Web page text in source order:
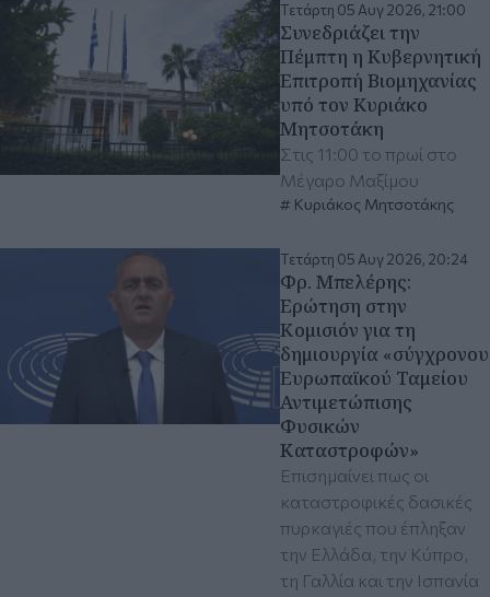
Τετάρτη 05 Αυγ 2026, 21:00
Συνεδριάζει την
Πέμπτη η Κυβερνητική
Επιτροπή Βιομηχανίας
υπό τον Κυριάκο
Μητσοτάκη
Στις 11:00 το πρωί στο
Μέγαρο Μαξίμου
Κυριάκος Μητσοτάκης
Τετάρτη 05 Αυγ 2026, 20:24
Φρ. Μπελέρης:
Ερώτηση στην
Κομισιόν για τη
δημιουργία «σύγχρονου
Ευρωπαϊκού Ταμείου
Αντιμετώπισης
Φυσικών
Καταστροφών»
Επισημαίνει πως οι
καταστροφικές δασικές
πυρκαγιές που έπληξαν
την Ελλάδα, την Κύπρο,
τη Γαλλία και την Ισπανία